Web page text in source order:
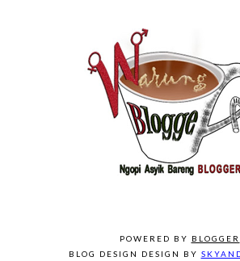
POWERED BY BLOGGER
BLOG DESIGN DESIGN BY